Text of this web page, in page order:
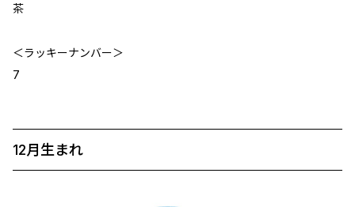
茶
＜ラッキーナンバー＞
7
12月生まれ